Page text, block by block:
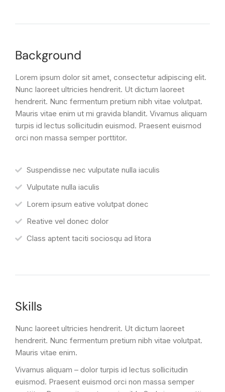
Background
Lorem ipsum dolor sit amet, consectetur adipiscing elit.
Nunc laoreet ultricies hendrerit. Ut dictum laoreet
hendrerit. Nunc fermentum pretium nibh vitae volutpat.
Mauris vitae enim ut mi gravida blandit. Vivamus aliquam
turpis id lectus sollicitudin euismod. Praesent euismod
orci non massa semper porttitor.
Suspendisse nec vulputate nulla iaculis
Vulputate nulla iaculis
Lorem ipsum eative volutpat donec
Reative vel donec dolor
Class aptent taciti sociosqu ad litora
Skills
Nunc laoreet ultricies hendrerit. Ut dictum laoreet
hendrerit. Nunc fermentum pretium nibh vitae volutpat.
Mauris vitae enim.
Vivamus aliquam – dolor turpis id lectus sollicitudin
euismod. Praesent euismod orci non massa semper